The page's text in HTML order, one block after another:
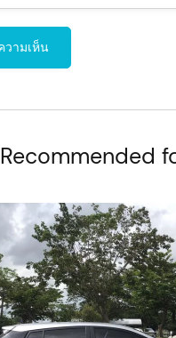
Recommended